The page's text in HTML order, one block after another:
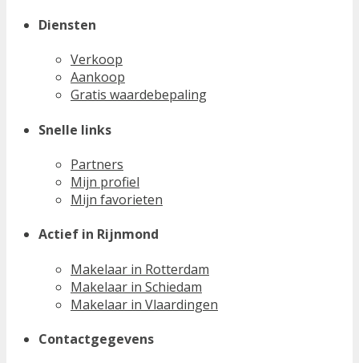
Diensten
Verkoop
Aankoop
Gratis waardebepaling
Snelle links
Partners
Mijn profiel
Mijn favorieten
Actief in Rijnmond
Makelaar in Rotterdam
Makelaar in Schiedam
Makelaar in Vlaardingen
Contactgegevens